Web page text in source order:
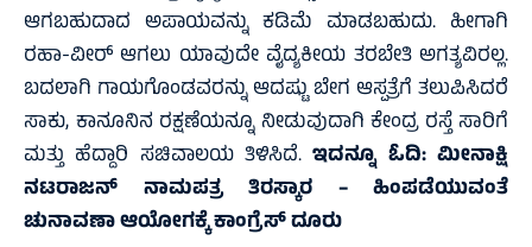
ಆಗಬಹುದಾದ ಅಪಾಯವನ್ನು ಕಡಿಮೆ ಮಾಡಬಹುದು. ಹೀಗಾಗಿ
ರಹಾ-ವೀರ್ ಆಗಲು ಯಾವುದೇ ವೈದ್ಯಕೀಯ ತರಬೇತಿ ಅಗತ್ಯವಿರಲ್ಲ.
ಬದಲಾಗಿ ಗಾಯಗೊಂಡವರನ್ನು ಆದಷ್ಟು ಬೇಗ ಆಸ್ಪತ್ರೆಗೆ ತಲುಪಿಸಿದರೆ
ಸಾಕು, ಕಾನೂನಿನ ರಕ್ಷಣೆಯನ್ನೂ ನೀಡುವುದಾಗಿ ಕೇಂದ್ರ ರಸ್ತೆ ಸಾರಿಗೆ
ಮತ್ತು ಹೆದ್ದಾರಿ ಸಚಿವಾಲಯ ತಿಳಿಸಿದೆ.ಇದನ್ನೂ ಓದಿ:ಮೀನಾಕ್ಷಿ
ನಟರಾಜನ್ ನಾಮಪತ್ರ ತಿರಸ್ಕಾರ – ಹಿಂಪಡೆಯುವಂತೆ
ಚುನಾವಣಾ ಆಯೋಗಕ್ಕೆ ಕಾಂಗ್ರೆಸ್ ದೂರು